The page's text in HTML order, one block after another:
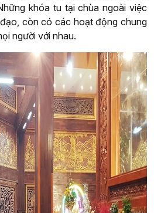
khóa tu tại chùa ngoài việc
còn có các hoạt động chung
người với nhau.